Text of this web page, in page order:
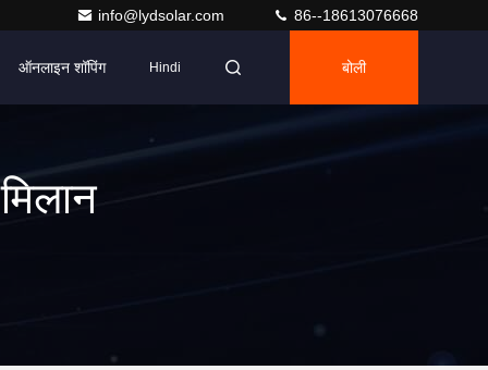
info@lydsolar.com 86--18613076668
ऑनलाइन शॉपिंग Hindi बोली